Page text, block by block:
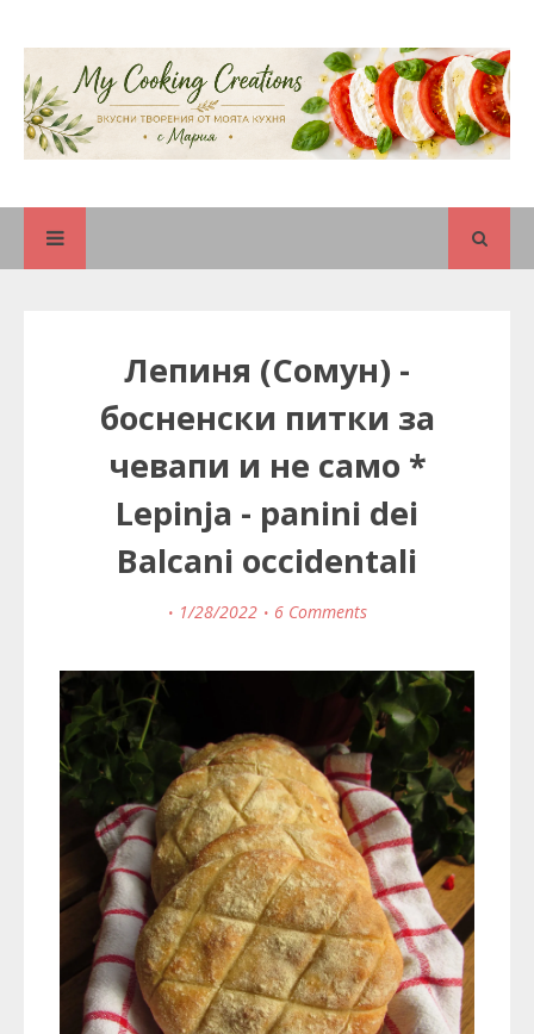
Лепиня (Сомун) -
босненски питки за
чевапи и не само *
Lepinja - panini dei
Balcani occidentali
1/28/2022 6 Comments